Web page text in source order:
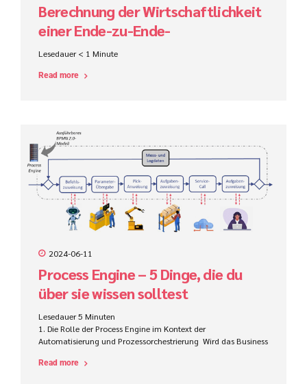
Berechnung der Wirtschaftlichkeit
einer Ende-zu-Ende-
Prozessautomatisierung
Lesedauer < 1 Minute
Read more
2024-06-11
Process Engine – 5 Dinge, die du
über sie wissen solltest
Lesedauer5 Minuten
1. Die Rolle der Process Engine im Kontext der
Automatisierung und Prozessorchestrierung Wird das Business
Kontext der digitalen Transformation gesetzt, wird häufig von
Read more